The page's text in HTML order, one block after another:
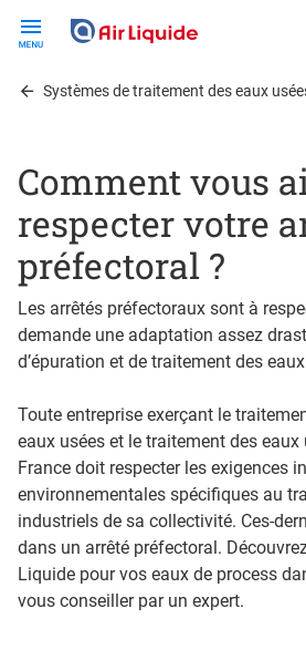
contentSystèmes de traitement des eaux
Comment vous
respecter votre
préfectoral ?
Les arrêtés préfectoraux sont à
demande une adaptation assez
d’épuration et de traitement des
Toute entreprise exerçant le
eaux usées et le traitement des
France doit respecter les exigences
environnementales spécifiques au
industriels de sa collectivité. Ces-
dans un arrêté préfectoral.
Liquide pour vos eaux de process
vous conseiller par un expert.